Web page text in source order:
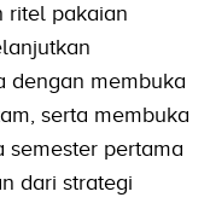
ritel pakaian
dengan membuka
serta membuka
semester pertama
dari strategi